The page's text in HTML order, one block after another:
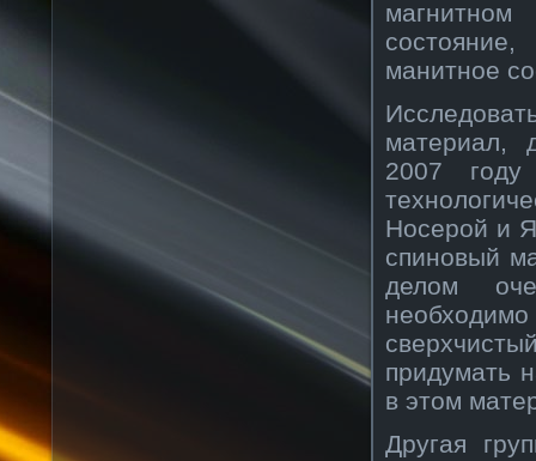
манитное
материал,
2007 году
Носерой и
спиновый
делом
придумать
в этом
Другая